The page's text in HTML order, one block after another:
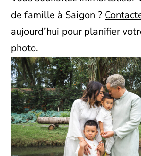
de famille à Saigon ?
aujourd’hui pour planifier
photo.